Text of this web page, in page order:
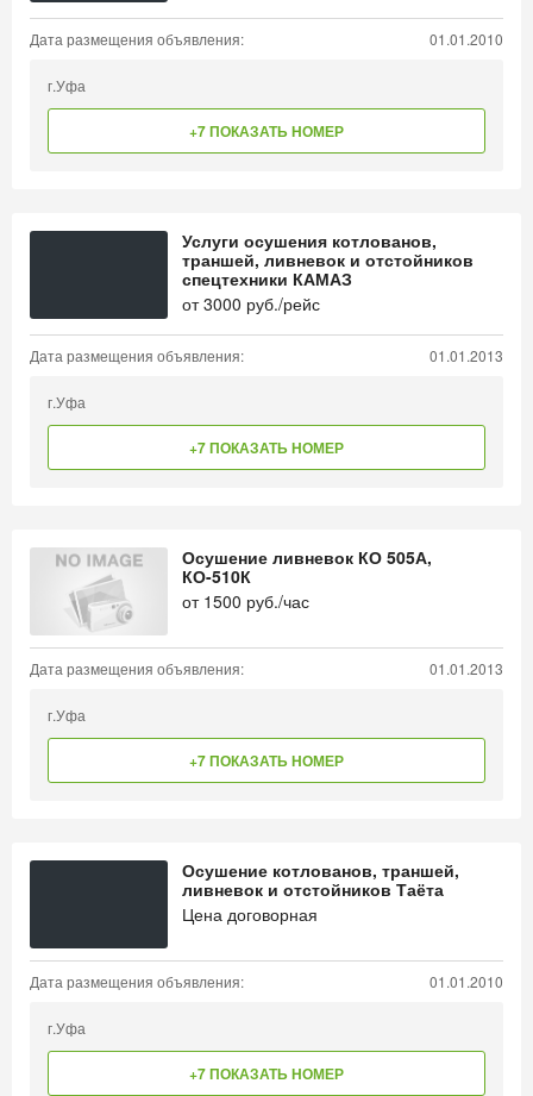
Дата размещения объявления: 01.01.2010
г.Уфа
+7 ПОКАЗАТЬ НОМЕР
Услуги осушения котлованов,
траншей, ливневок и отстойников
спецтехники КАМАЗ
от3000 руб./рейс
Дата размещения объявления: 01.01.2013
г.Уфа
+7 ПОКАЗАТЬ НОМЕР
Осушение ливневок КО 505А,
КО-510К
от 1500 руб./час
Дата размещения объявления: 01.01.2013
г.Уфа
+7 ПОКАЗАТЬ НОМЕР
Осушение котлованов, траншей,
ливневок и отстойников Таёта
Цена договорная
Дата размещения объявления: 01.01.2010
г.Уфа
+7 ПОКАЗАТЬ НОМЕР